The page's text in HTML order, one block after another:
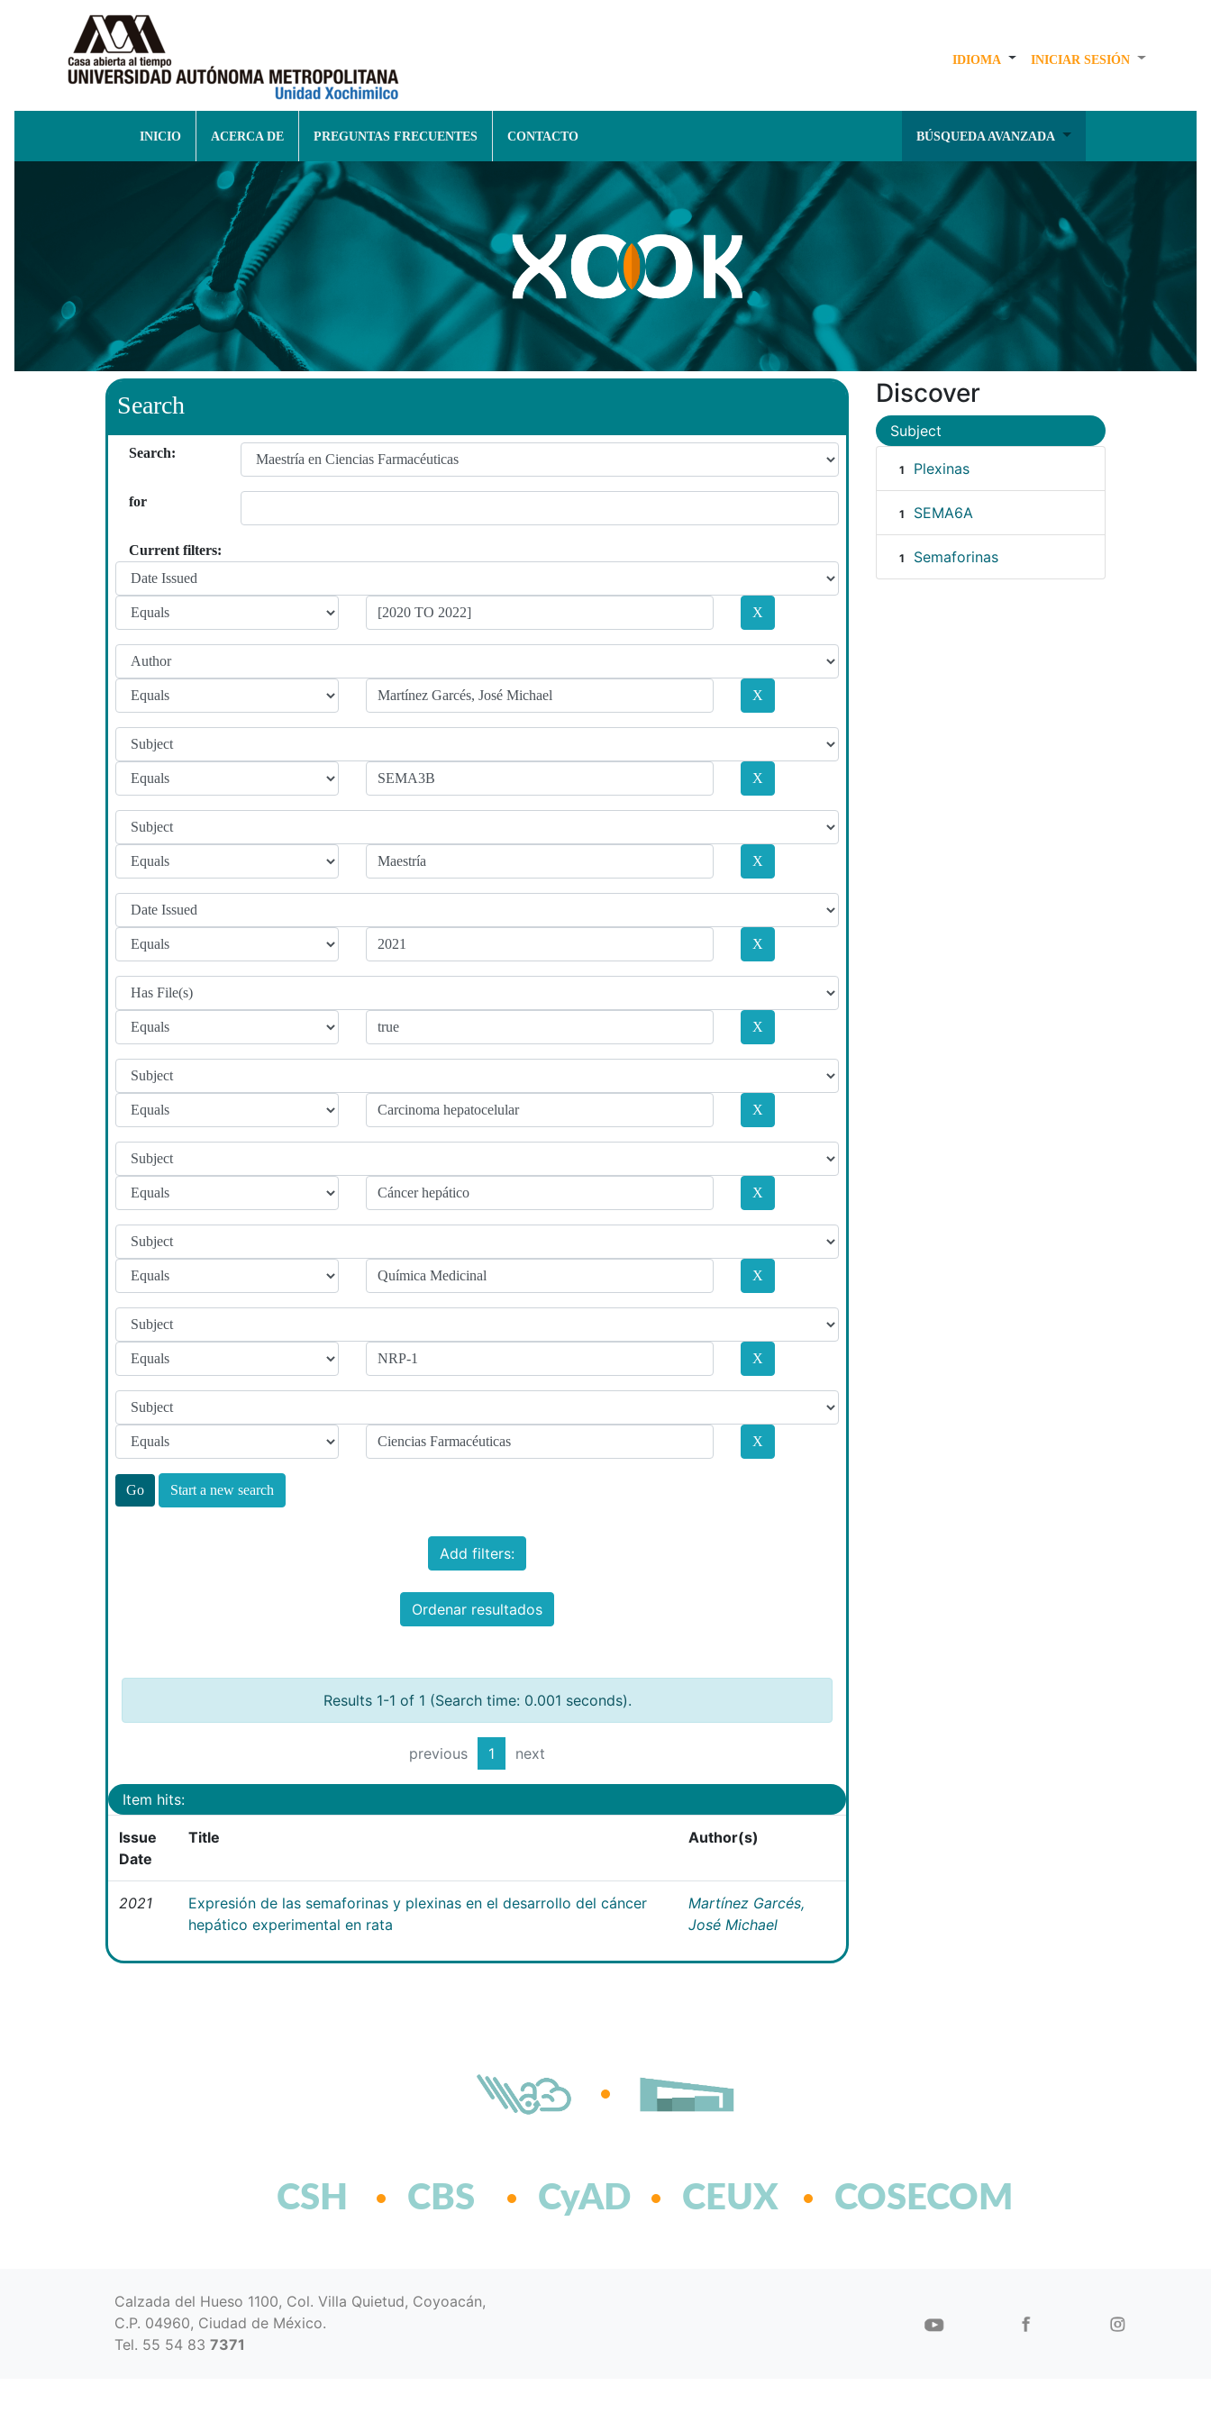
IDIOMA INICIAR SESIÓN
INICIO ACERCA DE PREGUNTAS FRECUENTES CONTACTO BÚSQUEDA AVANZADA
Search
Search:
for
Current filters:
Start a new search
Add filters:
Ordenar resultados
Results 1-1 of 1 (Search time: 0.001 seconds).
previous 1 next
Item hits:
Issue
Date
Title Author(s)
2021
Expresión de las semaforinas y plexinas en el desarrollo del cáncer
hepático experimental en rata
Martínez Garcés,
José Michael
Discover
Subject
1 Plexinas
1 SEMA6A
1 Semaforinas
CSH CBS CyAD CEUX COSECOM
Calzada del Hueso 1100, Col. Villa Quietud, Coyoacán,
C.P. 04960, Ciudad de México.
Tel. 55 54 83 7371